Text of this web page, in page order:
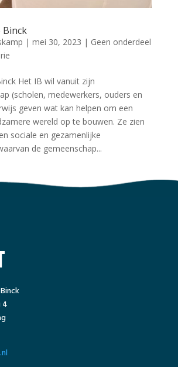
Binck
| mei 30, 2023 | Geen onderdeel
Het IB wil vanuit zijn
(scholen, medewerkers, ouders en
geven wat kan helpen om een
wereld op te bouwen. Ze zien
sociale en gezamenlijke
de gemeenschap...
4